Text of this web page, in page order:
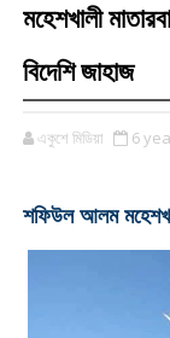
মহেশখালী
বিদেশি জাহাজ
একুশে মিডিয়া 6
শফিউল আলম